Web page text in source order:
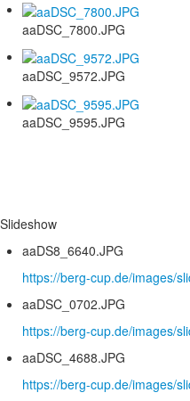
aaDSC_7800.JPG
aaDSC_9572.JPG
aaDSC_9595.JPG
Slideshow
aaDS8_6640.JPG
https://berg-cup.de/images/
aaDSC_0702.JPG
https://berg-cup.de/images/
aaDSC_4688.JPG
https://berg-cup.de/images/